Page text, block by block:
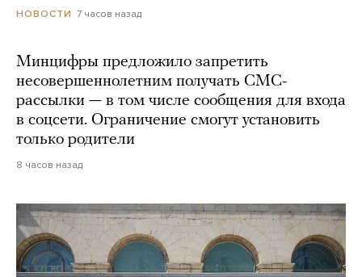
НОВОСТИ 7 часов назад
Минцифры предложило запретить
несовершеннолетним получать СМС-
рассылки — в том числе сообщения для входа
в соцсети. Ограничение смогут установить
только родители
8 часов назад